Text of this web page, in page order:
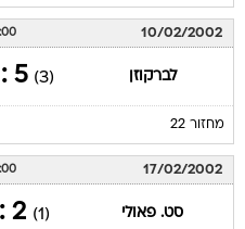
10/02/2002
לברקוזן (3)
5 : 0
מחזור 22
17/02/2002
סט. פאולי (1)
2 : 2